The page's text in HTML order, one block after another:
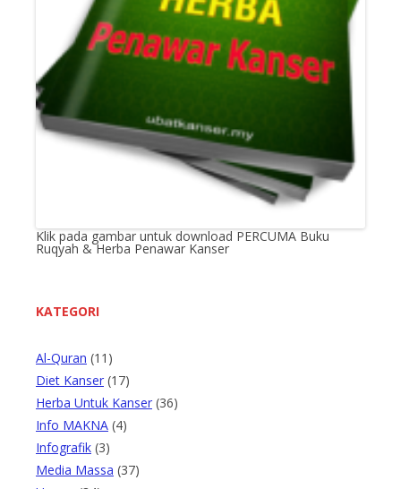
Klik pada gambar untuk download PERCUMA Buku
Ruqyah & Herba Penawar Kanser
KATEGORI
Al-Quran (11)
Diet Kanser (17)
Herba Untuk Kanser (36)
Info MAKNA (4)
Infografik (3)
Media Massa (37)